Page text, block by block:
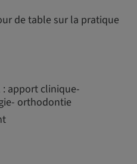
de table sur la pratique
apport clinique-
orthodontie